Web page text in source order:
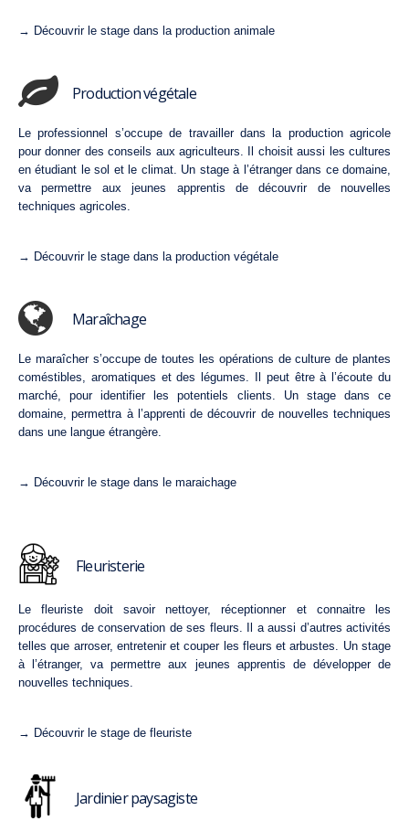
→ Découvrir le stage dans la production animale
Production végétale
Le professionnel s’occupe de travailler dans la production agricole
pour donner des conseils aux agriculteurs. Il choisit aussi les cultures
en étudiant le sol et le climat. Un stage à l’étranger dans ce domaine,
va permettre aux jeunes apprentis de découvrir de nouvelles
techniques agricoles.
→ Découvrir le stage dans la production végétale
Maraîchage
Le maraîcher s’occupe de toutes les opérations de culture de plantes
coméstibles, aromatiques et des légumes. Il peut être à l’écoute du
marché, pour identifier les potentiels clients. Un stage dans ce
domaine, permettra à l’apprenti de découvrir de nouvelles techniques
dans une langue étrangère.
→ Découvrir le stage dans le maraichage
Fleuristerie
Le fleuriste doit savoir nettoyer, réceptionner et connaitre les
procédures de conservation de ses fleurs. Il a aussi d’autres activités
telles que arroser, entretenir et couper les fleurs et arbustes. Un stage
à l’étranger, va permettre aux jeunes apprentis de développer de
nouvelles techniques.
→ Découvrir le stage de fleuriste
Jardinier paysagiste